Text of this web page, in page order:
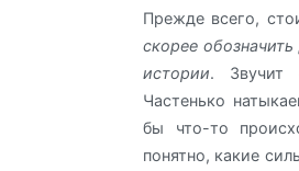
Прежде всего,
скорее
истории. Звучит
Частенько
бы что-то
понятно, какие